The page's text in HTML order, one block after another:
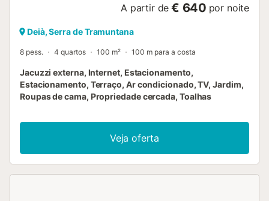
A partir de € 640 por noite
Deià, Serra de Tramuntana
8 pess. 4 quartos 100 m² 100 m para a costa
Jacuzzi externa, Internet, Estacionamento,
Estacionamento, Terraço, Ar condicionado, TV, Jardim,
Roupas de cama, Propriedade cercada, Toalhas
Veja oferta